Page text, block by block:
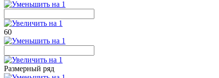
60
Размерный ряд